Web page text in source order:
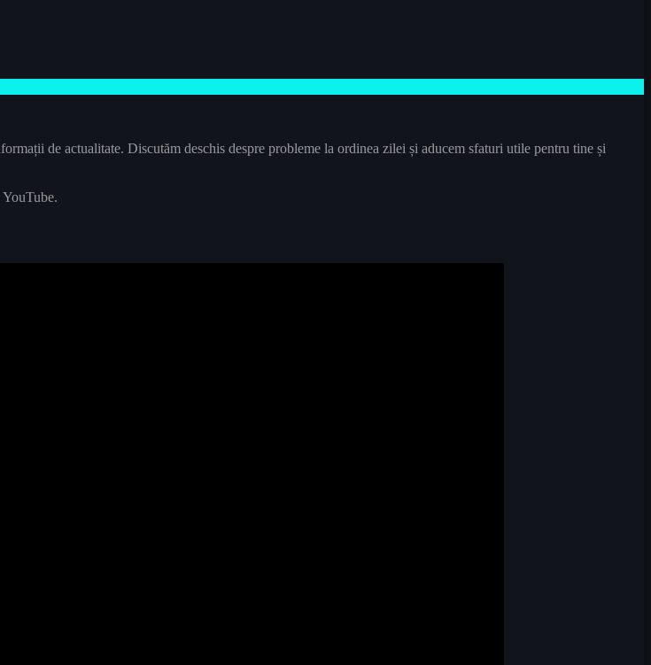
de actualitate. Discutăm deschis despre probleme la ordinea zilei și aducem sfaturi utile pentru tine și